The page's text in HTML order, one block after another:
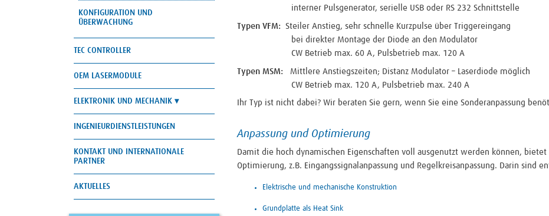
interner Pulsgenerator, serielle USB oder RS 232 Schnittstelle
Typen VFM: Steiler Anstieg, sehr schnelle Kurzpulse über Triggereingang
bei direkter Montage der Diode an den Modulator
CW Betrieb max. 60 A, Pulsbetrieb max. 120 A
Typen MSM: Mittlere Anstiegszeiten; Distanz Modulator – Laserdiode möglich
CW Betrieb max. 120 A, Pulsbetrieb max. 240 A
Ihr Typ ist nicht dabei? Wir beraten Sie gern, wenn Sie eine Sonderanpassung
Anpassung und Optimierung
Damit die hoch dynamischen Eigenschaften voll ausgenutzt werden können, bietet
Optimierung, z.B. Eingangssignalanpassung und Regelkreisanpassung. Darin sind
Elektrische und mechanische Konstruktion
Grundplatte als Heat Sink
KONFIGURATION UND
ÜBERWACHUNG
TEC CONTROLLER
OEM LASERMODULE
ELEKTRONIK UND MECHANIK
INGENIEURDIENSTLEISTUNGEN
KONTAKT UND INTERNATIONALE
PARTNER
AKTUELLES